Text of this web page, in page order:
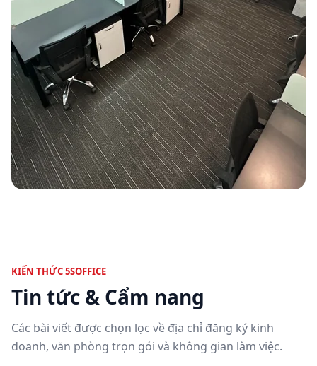
KIẾN THỨC 5SOFFICE
Tin tức & Cẩm nang
Các bài viết được chọn lọc về địa chỉ đăng ký kinh
doanh, văn phòng trọn gói và không gian làm việc.